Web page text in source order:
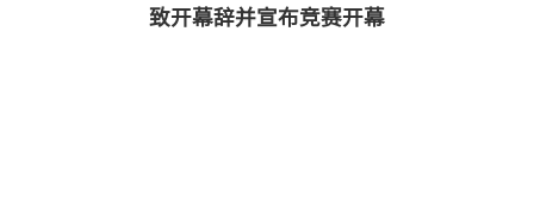
致开幕辞并宣布竞赛开幕